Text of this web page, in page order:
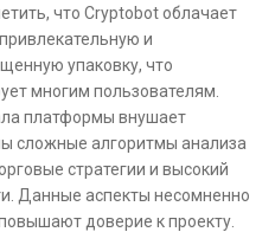
что Cryptobot облачает
и
упаковку, что
многим пользователям.
платформы внушает
сложные алгоритмы анализа
стратегии и высокий
Данные аспекты несомненно
доверие к проекту.